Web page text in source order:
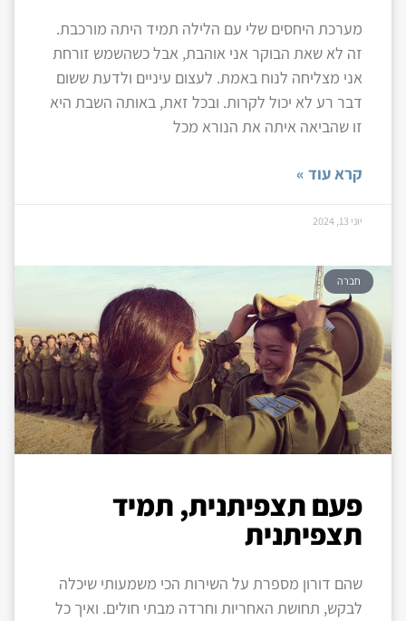
מערכת היחסים שלי עם הלילה תמיד היתה מורכבת.
זה לא שאת הבוקר אני אוהבת, אבל כשהשמש זורחת
אני מצליחה לנוח באמת. לעצום עיניים ולדעת ששום
דבר רע לא יכול לקרות. ובכל זאת, באותה השבת היא
זו שהביאה איתה את הנורא מכל
קרא עוד »
יוני 13, 2024
חברה
פעם תצפיתנית, תמיד
תצפיתנית
שהם דורון מספרת על השירות הכי משמעותי שיכלה
לבקש, תחושת האחריות וחרדה מבתי חולים. ואיך כל